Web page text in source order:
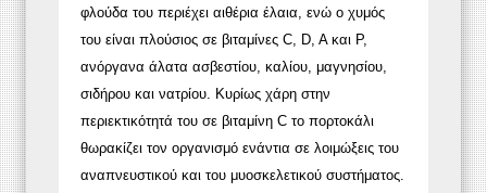
φλούδα του περιέχει αιθέρια έλαια, ενώ ο χυμός
του είναι πλούσιος σε βιταμίνες C, D, A και Ρ,
ανόργανα άλατα ασβεστίου, καλίου, μαγνησίου,
σιδήρου και νατρίου. Κυρίως χάρη στην
περιεκτικότητά του σε βιταμίνη C το πορτοκάλι
θωρακίζει τον οργανισμό ενάντια σε λοιμώξεις του
αναπνευστικού και του μυοσκελετικού συστήματος.